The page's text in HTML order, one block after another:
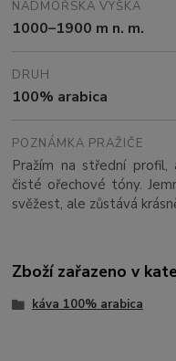
NADMOŘSKÁ VÝŠKA
1000–1900 m n. m.
DRUH
100% arabica
POZNÁMKA PRAŽIČE
Pražím na střední
čisté ořechové tóny.
svěžest, ale zůstává
Zboží zařazeno v
káva 100% arabica